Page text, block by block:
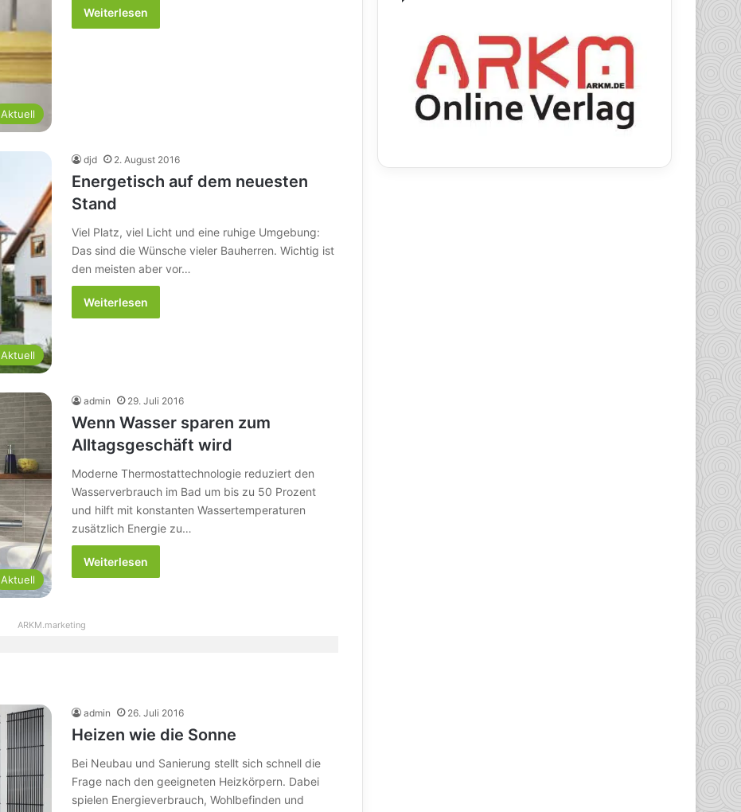
Aktuell
Weiterlesen
Aktuell
djd 2. August 2016
Energetisch auf dem neuesten
Stand
Viel Platz, viel Licht und eine ruhige Umgebung:
Das sind die Wünsche vieler Bauherren. Wichtig ist
den meisten aber vor…
Weiterlesen
Aktuell
admin 29. Juli 2016
Wenn Wasser sparen zum
Alltagsgeschäft wird
Moderne Thermostattechnologie reduziert den
Wasserverbrauch im Bad um bis zu 50 Prozent
und hilft mit konstanten Wassertemperaturen
zusätzlich Energie zu…
Weiterlesen
ARKM.marketing
admin 26. Juli 2016
Heizen wie die Sonne
Bei Neubau und Sanierung stellt sich schnell die
Frage nach den geeigneten Heizkörpern. Dabei
spielen Energieverbrauch, Wohlbefinden und